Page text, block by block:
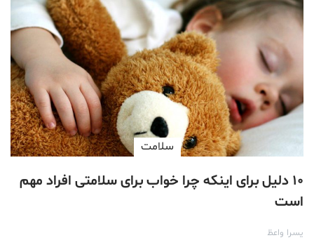
سلامت
۱۰ دلیل برای اینکه چرا خواب برای سلامتی افراد مهم
است
یسرا واعظ